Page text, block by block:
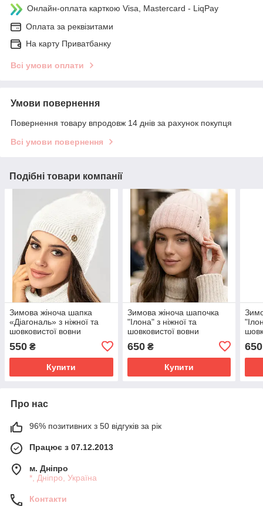
Онлайн-оплата карткою Visa, Mastercard - LiqPay
Оплата за реквізитами
На карту Приватбанку
Всі умови оплати
Умови повернення
Повернення товару впродовж 14 днів за рахунок покупця
Всі умови повернення
Подібні товари компанії
Зимова жіноча шапка
«Діагональ» з ніжної та
шовковистої вовни
кролика в кольорі світле
молоко.
550 ₴
Купити
Зимова жіноча шапочка
"Ілона" з ніжної та
шовковистої вовни
кролика кольору світлий
персик.
650₴
Купити
650
Про нас
96% позитивних з 50 відгуків за рік
Працює з 07.12.2013
м. Дніпро
*, Дніпро, Україна
Контакти